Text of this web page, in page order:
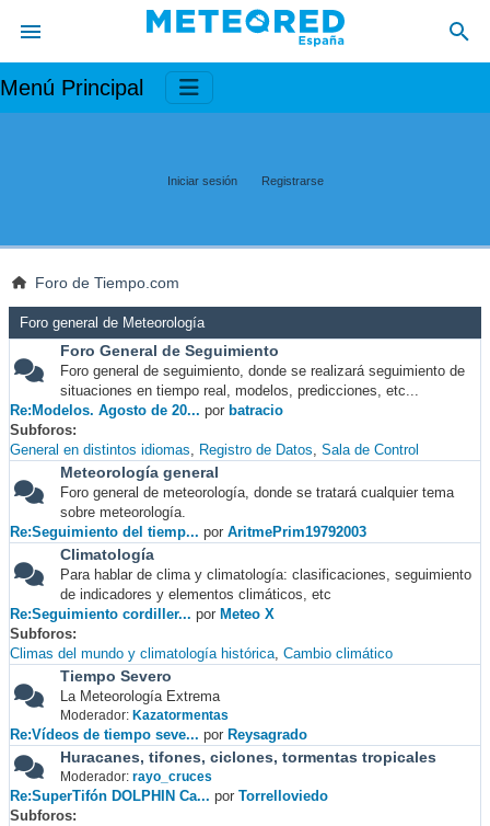
Menú Principal
Iniciar sesión Registrarse
Foro de Tiempo.com
Foro general de Meteorología
Foro General de Seguimiento
Foro general de seguimiento, donde se realizará seguimiento de
situaciones en tiempo real, modelos, predicciones, etc...
Re:Modelos. Agosto de 20... por batracio
Subforos
General en distintos idiomas
Registro de Datos Sala de Control
Meteorología general
Foro general de meteorología, donde se tratará cualquier tema
sobre meteorología.
Re:Seguimiento del tiemp... por AritmePrim19792003
Climatología
Para hablar de clima y climatología: clasificaciones, seguimiento
de indicadores y elementos climáticos, etc
Re:Seguimiento cordiller... por Meteo X
Subforos
Climas del mundo y climatología histórica Cambio climático
Tiempo Severo
La Meteorología Extrema
Moderador: Kazatormentas
Re:Vídeos de tiempo seve... por Reysagrado
Huracanes, tifones, ciclones, tormentas tropicales
Moderador: rayo_cruces
Re:SuperTifón DOLPHIN Ca... por Torrelloviedo
Subforos